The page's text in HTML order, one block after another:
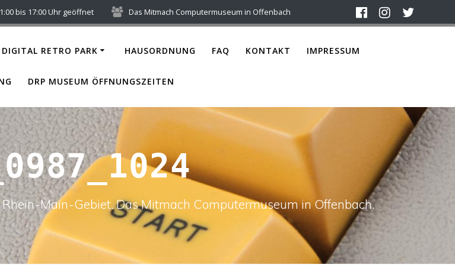
bis 17:00 Uhr geöffnet Das Mitmach Computermuseum in Offenbach
DIGITAL RETRO PARK HAUSORDNUNG FAQ KONTAKT IMPRESSUM
DRP MUSEUM ÖFFNUNGSZEITEN
Main-Gebiet. Das Mitmach Computermuseum in Offenbach.